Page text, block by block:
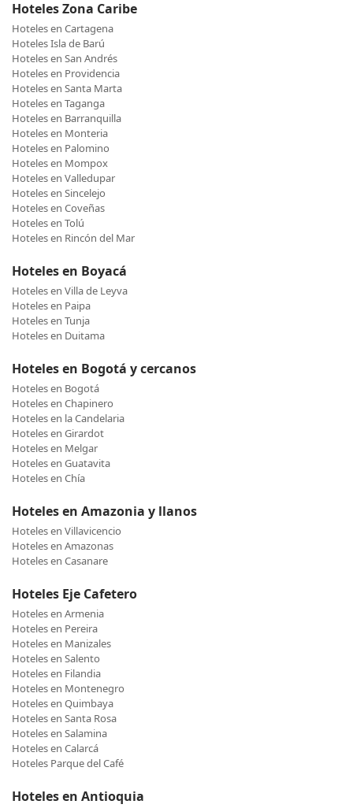
Hoteles Zona Caribe
Hoteles en Cartagena
Hoteles Isla de Barú
Hoteles en San Andrés
Hoteles en Providencia
Hoteles en Santa Marta
Hoteles en Taganga
Hoteles en Barranquilla
Hoteles en Monteria
Hoteles en Palomino
Hoteles en Mompox
Hoteles en Valledupar
Hoteles en Sincelejo
Hoteles en Coveñas
Hoteles en Tolú
Hoteles en Rincón del Mar
Hoteles en Boyacá
Hoteles en Villa de Leyva
Hoteles en Paipa
Hoteles en Tunja
Hoteles en Duitama
Hoteles en Bogotá y cercanos
Hoteles en Bogotá
Hoteles en Chapinero
Hoteles en la Candelaria
Hoteles en Girardot
Hoteles en Melgar
Hoteles en Guatavita
Hoteles en Chía
Hoteles en Amazonia y llanos
Hoteles en Villavicencio
Hoteles en Amazonas
Hoteles en Casanare
Hoteles Eje Cafetero
Hoteles en Armenia
Hoteles en Pereira
Hoteles en Manizales
Hoteles en Salento
Hoteles en Filandia
Hoteles en Montenegro
Hoteles en Quimbaya
Hoteles en Santa Rosa
Hoteles en Salamina
Hoteles en Calarcá
Hoteles Parque del Café
Hoteles en Antioquia